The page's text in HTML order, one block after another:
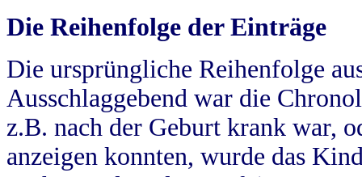
Die Reihenfolge der Einträge
Die ursprüngliche Reihenfolge
Ausschlaggebend war die
z.B. nach der Geburt krank war,
anzeigen konnten, wurde das